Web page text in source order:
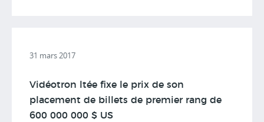
31 mars 2017
Vidéotron ltée fixe le prix de son
placement de billets de premier rang de
600 000 000 $ US